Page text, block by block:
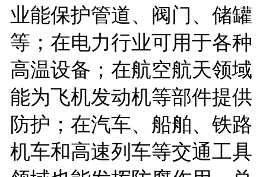
业能保护管道、阀门、储罐
等；在电力行业可用于各种
高温设备；在航空航天领域
能为飞机发动机等部件提供
防护；在汽车、船舶、铁路
机车和高速列车等交通工具